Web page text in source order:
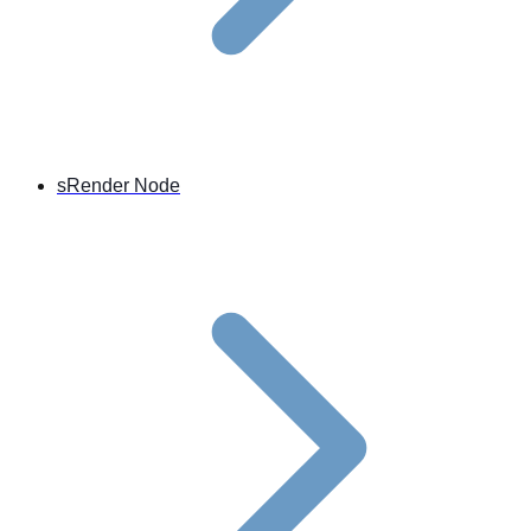
sRender Node